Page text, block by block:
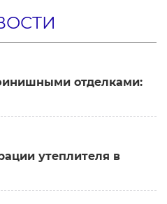
отделками:
утеплителя в